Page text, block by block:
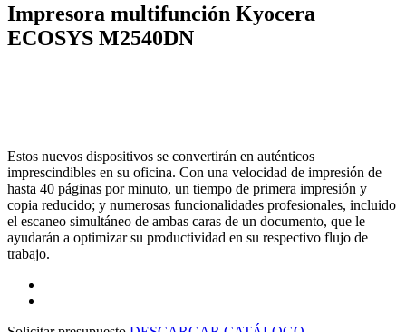
Impresora multifunción Kyocera
ECOSYS M2540DN
Estos nuevos dispositivos se convertirán en auténticos
imprescindibles en su oficina. Con una velocidad de impresión de
hasta 40 páginas por minuto, un tiempo de primera impresión y
copia reducido; y numerosas funcionalidades profesionales, incluido
el escaneo simultáneo de ambas caras de un documento, que le
ayudarán a optimizar su productividad en su respectivo flujo de
trabajo.